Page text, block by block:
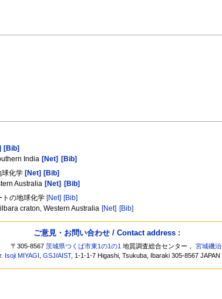
[Bib]
India [Net]
[Bib]
球化学 [Net] [Bib]
Australia [Net]
[Bib]
トの地球化学 [Net] [Bib]
craton, Western Australia [Net] [Bib]
ご意見・お問い合わせ / Contact address :
〒305-8567茨城県つくば市東1の1の1 地質調査総合センター，宮城磯治
Isoji MIYAGI
,GSJ/AIST, 1-1-1-7 Higashi, Tsukuba, Ibaraki 305-8567 JAPAN